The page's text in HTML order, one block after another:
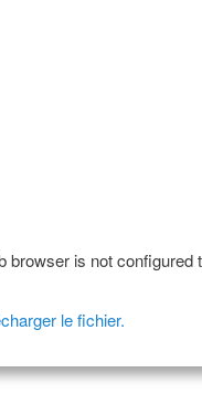
browser is not
le fichier.